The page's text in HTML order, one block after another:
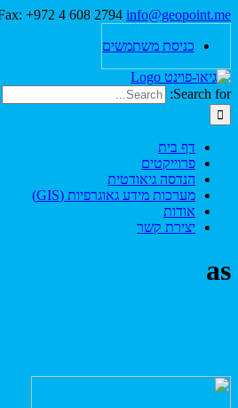
+972 4 608 2794 info@geopoint.me
כניסת משתמשים
Search for:
דף בית
פרוייקטים
הנדסה גיאודטית
מערכות מידע גאוגרפיות (GIS)
אודות
יצירת קשר
as